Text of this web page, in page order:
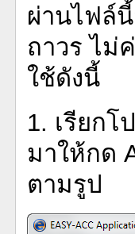
ผ่านไฟล์
ถาวร ไม่
ใช้ดังนี้
1. เรียกโ
มาให้กด
ตามรูป